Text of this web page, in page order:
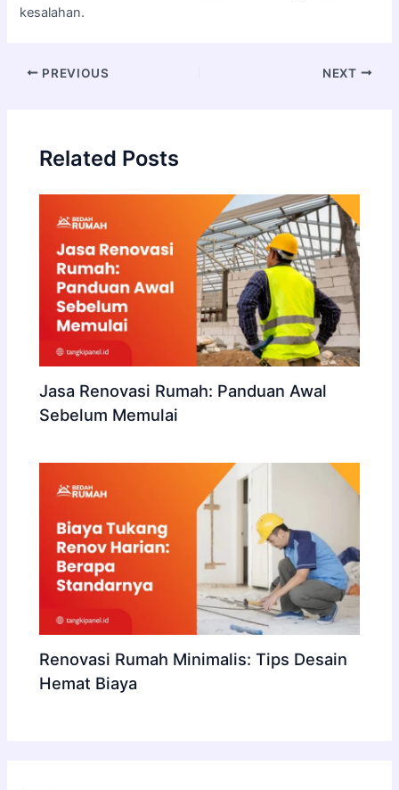
kesalahan.
PREVIOUS NEXT
Related Posts
Jasa Renovasi Rumah: Panduan Awal
Sebelum Memulai
Renovasi Rumah Minimalis: Tips Desain
Hemat Biaya